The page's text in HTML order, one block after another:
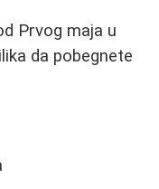
Prvog maja u
da pobegnete